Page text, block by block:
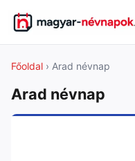
Főoldal › Arad névnap
Arad névnap